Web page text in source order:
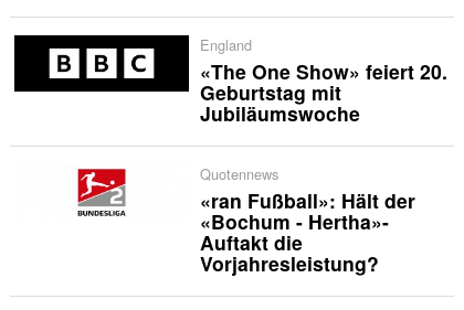
England
«The One Show» feiert 20.
Geburtstag mit
Jubiläumswoche
Quotennews
«ran Fußball»: Hält der
«Bochum - Hertha»-
Auftakt die
Vorjahresleistung?